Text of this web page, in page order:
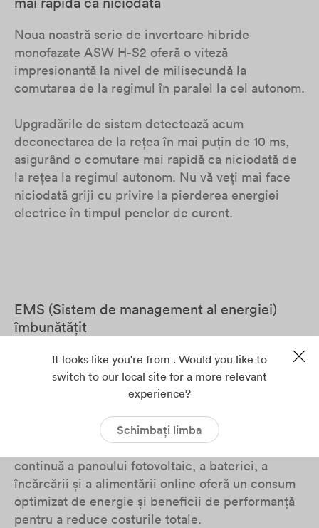
Noua noastră serie de invertoare hibride
monofazate ASW H-S2 oferă o viteză
impresionantă la nivel de milisecundă la
comutarea de la regimul în paralel la cel autonom.
Upgradările de sistem detectează acum
deconectarea de la rețea în mai puțin de 10 ms,
asigurând o comutare mai rapidă ca niciodată de
la rețea la regimul autonom. Nu vă veți mai face
niciodată griji cu privire la pierderea energiei
electrice în timpul penelor de curent.
EMS (Sistem de management al energiei)
îmbunătățit
Noua noastră serie de invertoare hibride
monofazate ASW H-S2 (3-6 kW) integrează un
control inteligent actualizat al sistemului de
management al energiei.
Funcțiile de urmărire inteligentă și de reglare
continuă a panoului fotovoltaic, a bateriei, a
încărcării și a alimentării online oferă un consum
optimizat de energie și beneficii de performanță
pentru a reduce costurile totale.
It looks like you're from . Would you like to
switch to our local site for a more relevant
experience?
Schimbați limba